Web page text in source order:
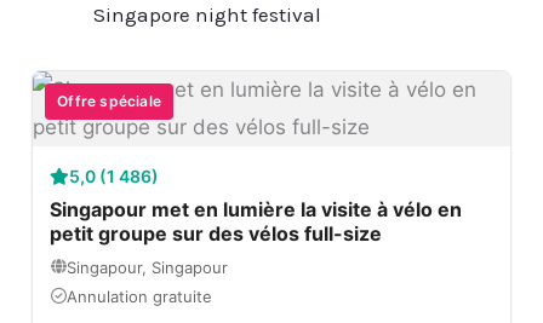
Singapore night festival
Offre spéciale
5,0 (1 486)
Singapour met en lumière la visite à vélo en
petit groupe sur des vélos full-size
Singapour, Singapour
Annulation gratuite